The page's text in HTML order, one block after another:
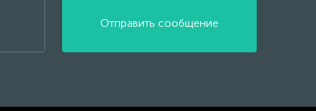
Отправить сообщение